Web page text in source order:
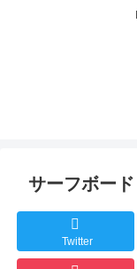
サーフボード
Twitter